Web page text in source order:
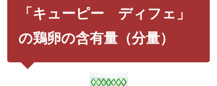
「キューピー ディフェ」
の鶏卵の含有量（分量）